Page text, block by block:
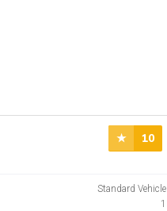
Standard Vehicle
1
10